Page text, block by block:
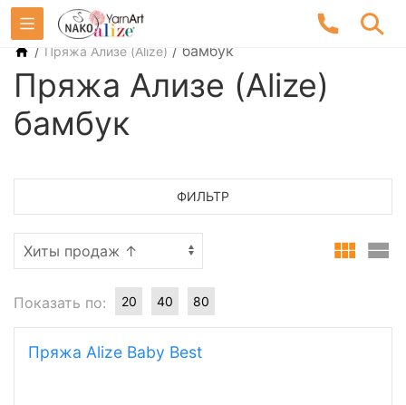
/ Пряжа Ализе (Alize) / бамбук
Пряжа Ализе (Alize)
бамбук
ФИЛЬТР
Показать по: 20 40 80
Пряжа Alize Baby Best